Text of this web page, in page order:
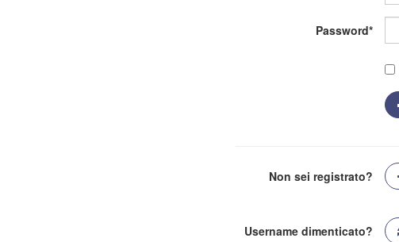
Password
Non sei registrato?
Username dimenticato?